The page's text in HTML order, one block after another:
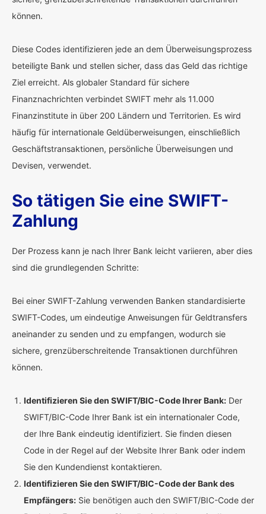
können.
Diese Codes identifizieren jede an dem Überweisungsprozess
beteiligte Bank und stellen sicher, dass das Geld das richtige
Ziel erreicht. Als globaler Standard für sichere
Finanznachrichten verbindet SWIFT mehr als 11.000
Finanzinstitute in über 200 Ländern und Territorien. Es wird
häufig für internationale Geldüberweisungen, einschließlich
Geschäftstransaktionen, persönliche Überweisungen und
Devisen, verwendet.
So tätigen Sie eine SWIFT-
Zahlung
Der Prozess kann je nach Ihrer Bank leicht variieren, aber dies
sind die grundlegenden Schritte:
Bei einer SWIFT-Zahlung verwenden Banken standardisierte
SWIFT-Codes, um eindeutige Anweisungen für Geldtransfers
aneinander zu senden und zu empfangen, wodurch sie
sichere, grenzüberschreitende Transaktionen durchführen
können.
Identifizieren Sie den SWIFT/BIC-Code Ihrer Bank: Der
SWIFT/BIC-Code Ihrer Bank ist ein internationaler Code,
der Ihre Bank eindeutig identifiziert. Sie finden diesen
Code in der Regel auf der Website Ihrer Bank oder indem
Sie den Kundendienst kontaktieren.
Identifizieren Sie den SWIFT/BIC-Code der Bank des
Empfängers: Sie benötigen auch den SWIFT/BIC-Code der